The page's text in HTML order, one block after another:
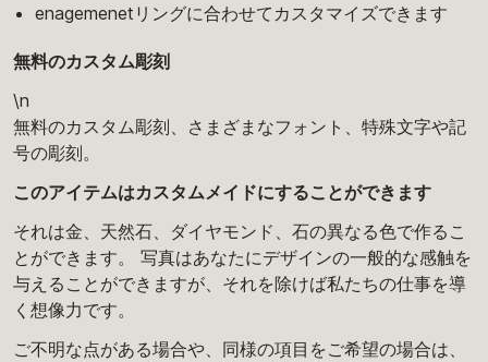
enagemenetリングに合わせてカスタマイズできます
無料のカスタム彫刻
\n
無料のカスタム彫刻、さまざまなフォント、特殊文字や記
号の彫刻。
このアイテムはカスタムメイドにすることができます
それは金、天然石、ダイヤモンド、石の異なる色で作るこ
とができます。 写真はあなたにデザインの一般的な感触を
与えることができますが、それを除けば私たちの仕事を導
く想像力です。
ご不明な点がある場合や、同様の項目をご希望の場合は、